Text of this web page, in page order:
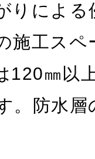
りによる
施工ス
120㎜以
。防水層